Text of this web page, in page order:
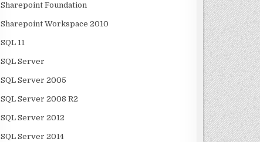
Sharepoint Foundation
Sharepoint Workspace 2010
SQL 11
SQL Server
SQL Server 2005
SQL Server 2008 R2
SQL Server 2012
SQL Server 2014